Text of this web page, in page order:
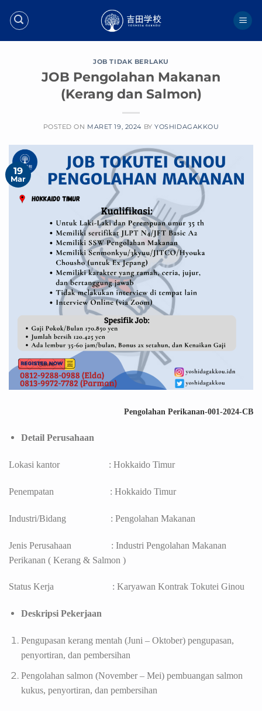
JOB TIDAK BERLAKU
JOB Pengolahan Makanan
(Kerang dan Salmon)
POSTED ON MARET 19, 2024 BYYOSHIDAGAKKOU
19
Mar
Pengolahan Perikanan-001-2024-CB
Detail Perusahaan
Lokasi kantor : Hokkaido Timur
Penempatan : Hokkaido Timur
Industri/Bidang : Pengolahan Makanan
Jenis Perusahaan : Industri Pengolahan Makanan
Perikanan ( Kerang & Salmon )
Status Kerja : Karyawan Kontrak Tokutei Ginou
Deskripsi Pekerjaan
Pengupasan kerang mentah (Juni – Oktober) pengupasan,
penyortiran, dan pembersihan
Pengolahan salmon (November – Mei) pembuangan salmon
kukus, penyortiran, dan pembersihan